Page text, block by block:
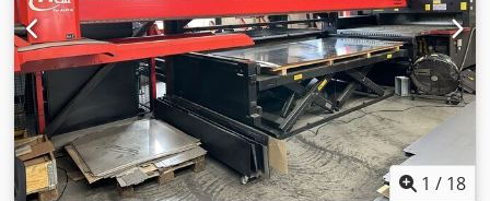
1 / 18